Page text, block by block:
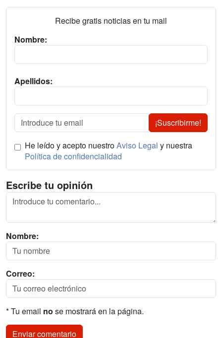
Recibe gratis noticias en tu mail
Nombre:
Apellidos:
¡Suscribirme!
He leído y acepto nuestroAviso Legal y nuestra
Política de confidencialidad
Escribe tu opinión
Nombre:
Correo:
* Tu email no se mostrará en la página.